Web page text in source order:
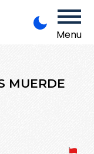
Menu
MUERDE